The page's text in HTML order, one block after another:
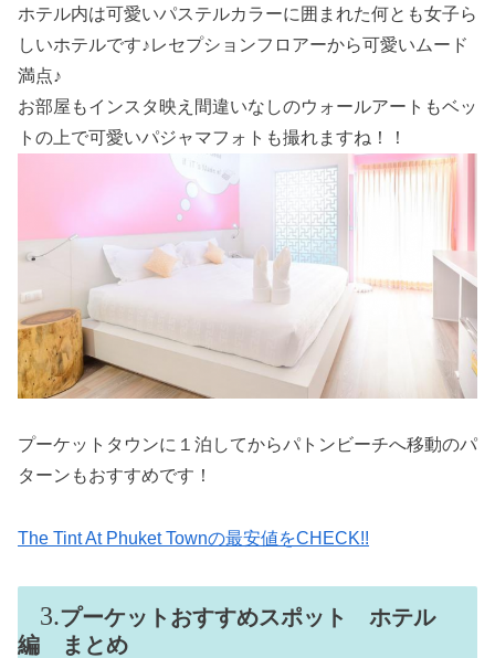
ホテル内は可愛いパステルカラーに囲まれた何とも女子ら
しいホテルです♪レセプションフロアーから可愛いムード
満点♪
お部屋もインスタ映え間違いなしのウォールアートもベッ
トの上で可愛いパジャマフォトも撮れますね！！
プーケットタウンに１泊してからパトンビーチへ移動のパ
ターンもおすすめです！
The Tint At Phuket Townの最安値をCHECK!!
プーケットおすすめスポット ホテル
編 まとめ